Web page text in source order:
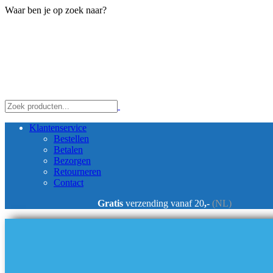
Waar ben je op zoek naar?
Klantenservice
Bestellen
Betalen
Bezorgen
Retourneren
Contact
Gratis verzending vanaf 20,- (NL)